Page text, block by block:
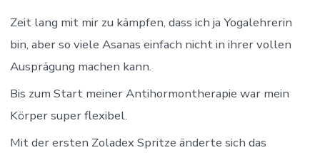
Zeit lang mit mir zu kämpfen, dass ich ja Yogalehrerin
bin, aber so viele Asanas einfach nicht in ihrer vollen
Ausprägung machen kann.
Bis zum Start meiner Antihormontherapie war mein
Körper super flexibel.
Mit der ersten Zoladex Spritze änderte sich das